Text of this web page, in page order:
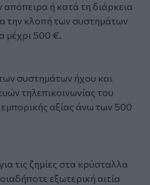
απόπειρα ή κατά τη διάρκεια
την κλοπή των συστημάτων
μέχρι 500 €.
συστημάτων ήχου και
τηλεπικοινωνίας του
αξίας άνω των 500
τις ζημίες στα κρύσταλλα
εξωτερική αιτία